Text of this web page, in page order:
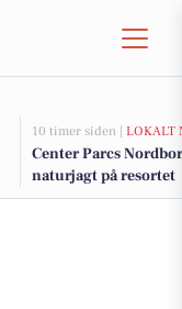
10 timer siden | LOKALT
Center Parcs
naturjagt på resortet